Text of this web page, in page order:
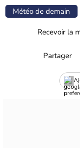
Météo de demain
Recevoir la
Partager